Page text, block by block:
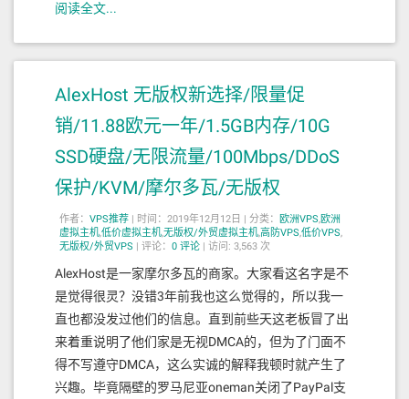
阅读全文...
AlexHost 无版权新选择/限量促
销/11.88欧元一年/1.5GB内存/10G
SSD硬盘/无限流量/100Mbps/DDoS
保护/KVM/摩尔多瓦/无版权
作者： VPS推荐 | 时间：2019年12月12日 | 分类： 欧洲VPS,欧洲
虚拟主机,低价虚拟主机,无版权/外贸虚拟主机,高防VPS,低价VPS,
无版权/外贸VPS | 评论： 0 评论 | 访问: 3,563 次
AlexHost是一家摩尔多瓦的商家。大家看这名字是不
是觉得很灵？没错3年前我也这么觉得的，所以我一
直也都没发过他们的信息。直到前些天这老板冒了出
来着重说明了他们家是无视DMCA的，但为了门面不
得不写遵守DMCA，这么实诚的解释我顿时就产生了
兴趣。毕竟隔壁的罗马尼亚oneman关闭了PayPal支